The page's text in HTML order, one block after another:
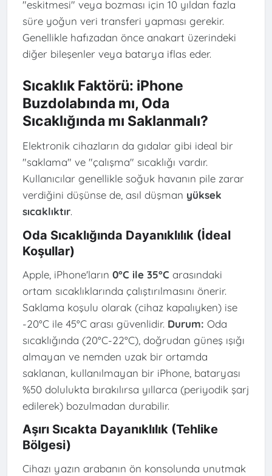
"eskitmesi" veya bozması için 10 yıldan fazla
süre yoğun veri transferi yapması gerekir.
Genellikle hafızadan önce anakart üzerindeki
diğer bileşenler veya batarya iflas eder.
Sıcaklık Faktörü: iPhone
Buzdolabında mı, Oda
Sıcaklığında mı Saklanmalı?
Elektronik cihazların da gıdalar gibi ideal bir
"saklama" ve "çalışma" sıcaklığı vardır.
Kullanıcılar genellikle soğuk havanın pile zarar
verdiğini düşünse de, asıl düşman yüksek
sıcaklıktır.
Oda Sıcaklığında Dayanıklılık (İdeal
Koşullar)
Apple, iPhone'ların 0°C ile 35°C arasındaki
ortam sıcaklıklarında çalıştırılmasını önerir.
Saklama koşulu olarak (cihaz kapalıyken) ise
-20°C ile 45°C arası güvenlidir. Durum: Oda
sıcaklığında (20°C-22°C), doğrudan güneş ışığı
almayan ve nemden uzak bir ortamda
saklanan, kullanılmayan bir iPhone, bataryası
%50 dolulukta bırakılırsa yıllarca (periyodik şarj
edilerek) bozulmadan durabilir.
Aşırı Sıcakta Dayanıklılık (Tehlike
Bölgesi)
Cihazı yazın arabanın ön konsolunda unutmak